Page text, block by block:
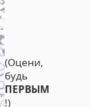
(Оцени,
будь
ПЕРВЫМ
!)